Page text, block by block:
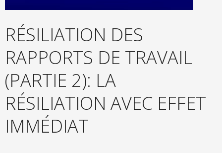
RÉSILIATION DES
RAPPORTS DE TRAVAIL
(PARTIE 2): LA
RÉSILIATION AVEC EFFET
IMMÉDIAT